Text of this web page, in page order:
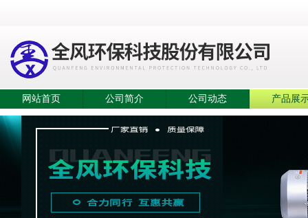
网站首页 公司简介 公司动态 产品展